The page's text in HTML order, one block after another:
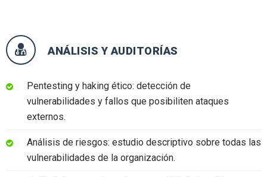
ANÁLISIS Y AUDITORÍAS
Pentesting y haking ético: detección de
vulnerabilidades y fallos que posibiliten ataques
externos.
Análisis de riesgos: estudio descriptivo sobre todas las
vulnerabilidades de la organización.